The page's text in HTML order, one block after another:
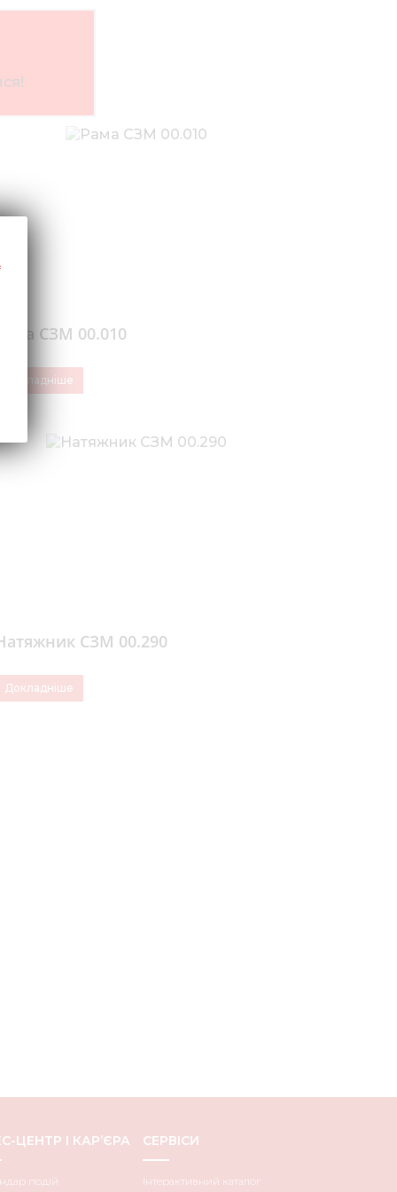
Рама СЗМ 00.010
Докладніше
СЗМ 00.290
Докладніше
ЦЕНТР І КАР’ЄРА
подій
СЕРВІСИ
Інтерактивний каталог